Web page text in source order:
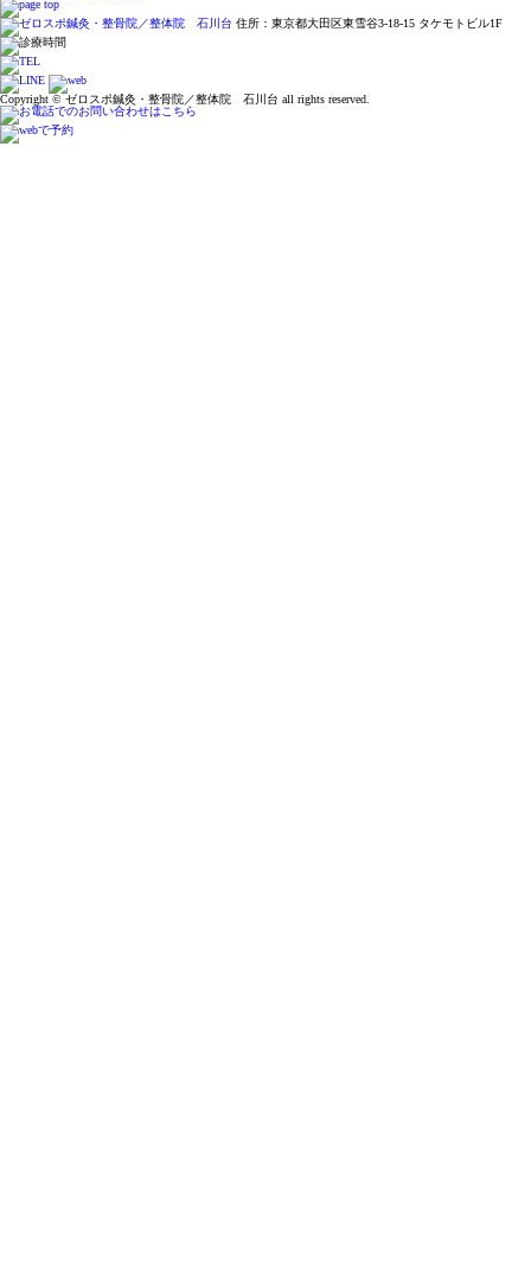
住所：東京都大田区東雪谷3-18-15 タケモトビル1F
Copyright © ゼロスポ鍼灸・整骨院／整体院 石川台 all rights reserved.